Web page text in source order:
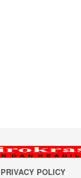
PRIVACY POLICY